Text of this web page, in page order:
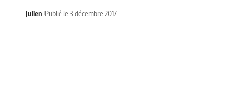
Julien Publié le 3 décembre 2017